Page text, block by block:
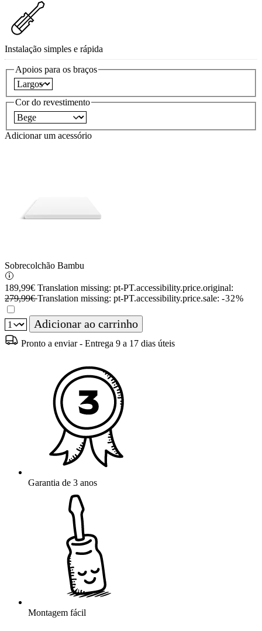
Instalação simples e rápida
Apoios para os braços
Cor do revestimento
Adicionar um acessório
Sobrecolchão Bambu
189,99€ Translation missing: pt-PT.accessibility.price.original:
279,99€Translation missing: pt-PT.accessibility.price.sale: -32%
Adicionar ao carrinho
Pronto a enviar - Entrega 9 a 17 dias úteis
Garantia de 3 anos
Montagem fácil